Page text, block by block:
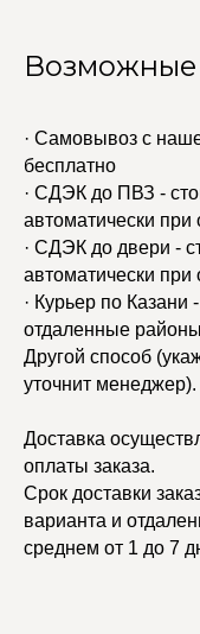
Возможные
· Самовывоз с
бесплатно
· СДЭК до ПВЗ -
автоматически
· СДЭК до двери -
автоматически
· Курьер по Казани
отдаленные
Другой способ
уточнит менеджер).
Доставка
оплаты заказа.
Срок доставки
варианта и
среднем от 1 до 7